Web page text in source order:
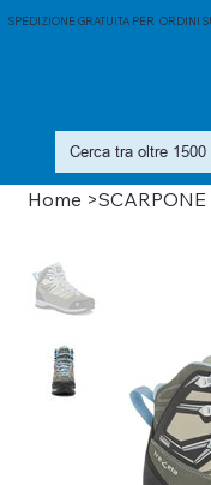
SPEDIZIONE GRATUITA PER ORDINI
Home >